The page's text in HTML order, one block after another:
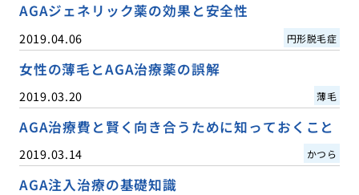
AGAジェネリック薬の効果と安全性
2019.04.06 円形脱毛症
女性の薄毛とAGA治療薬の誤解
2019.03.20 薄毛
AGA治療費と賢く向き合うために知っておくこと
2019.03.14 かつら
AGA注入治療の基礎知識